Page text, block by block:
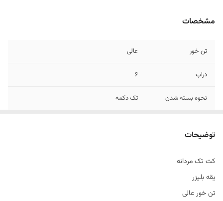
مشخصات
تن خور عالی
دراپ 6
نحوه بسته شدن تک دکمه
توضیحات
کت تک مردانه
یقه بلیزر
تن خور عالی